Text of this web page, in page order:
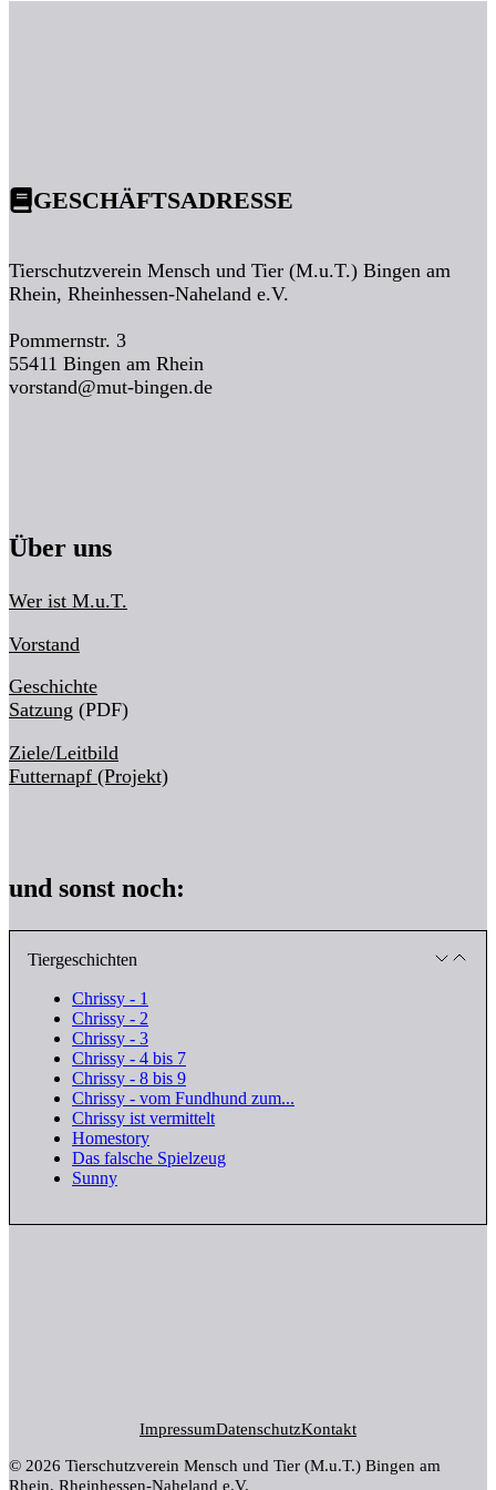
GESCHÄFTSADRESSE
Tierschutzverein Mensch und Tier (M.u.T.) Bingen am
Rhein, Rheinhessen-Naheland e.V.
Pommernstr. 3
55411 Bingen am Rhein
vorstand@mut-bingen.de
Über uns
Wer ist M.u.T.
Vorstand
Geschichte
Satzung (PDF)
Ziele/Leitbild
Futternapf (Projekt)
und sonst noch:
Tiergeschichten
Chrissy - 1
Chrissy - 2
Chrissy - 3
Chrissy - 4 bis 7
Chrissy - 8 bis 9
Chrissy - vom Fundhund zum...
Chrissy ist vermittelt
Homestory
Das falsche Spielzeug
Sunny
© 2026 Tierschutzverein Mensch und Tier (M.u.T.) Bingen am
Rhein, Rheinhessen-Naheland e.V.
ImpressumDatenschutzKontakt